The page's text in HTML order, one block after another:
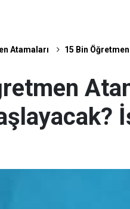
Atamaları 15 Bin